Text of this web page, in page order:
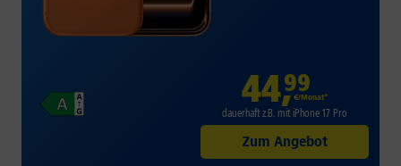
44,99
€/Monat*
dauerhaft z.B. mit iPhone 17 Pro
Zum Angebot